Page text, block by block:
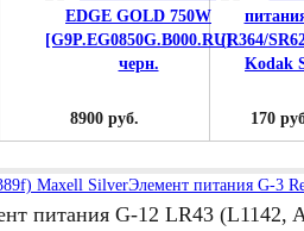
8900 руб. 170
Maxell SilverЭлемент питания G-3
питания G-12 LR43 (L1142,